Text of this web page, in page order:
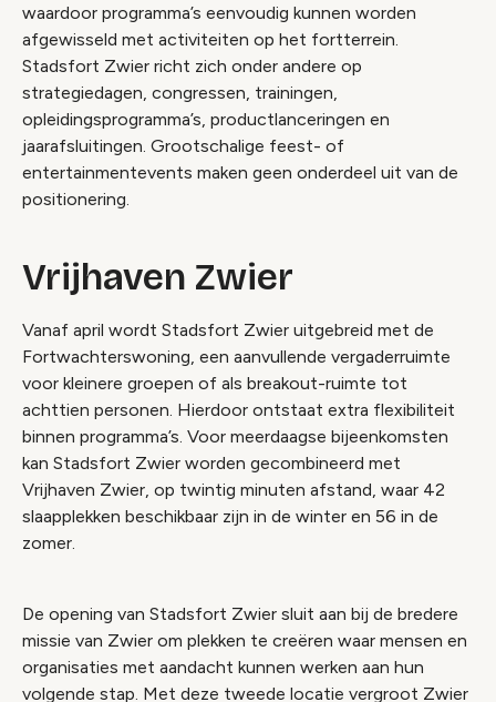
waardoor programma’s eenvoudig kunnen worden
afgewisseld met activiteiten op het fortterrein.
Stadsfort Zwier richt zich onder andere op
strategiedagen, congressen, trainingen,
opleidingsprogramma’s, productlanceringen en
jaarafsluitingen. Grootschalige feest- of
entertainmentevents maken geen onderdeel uit van de
positionering.
Vrijhaven Zwier
Vanaf april wordt Stadsfort Zwier uitgebreid met de
Fortwachterswoning, een aanvullende vergaderruimte
voor kleinere groepen of als breakout-ruimte tot
achttien personen. Hierdoor ontstaat extra flexibiliteit
binnen programma’s. Voor meerdaagse bijeenkomsten
kan Stadsfort Zwier worden gecombineerd met
Vrijhaven Zwier, op twintig minuten afstand, waar 42
slaapplekken beschikbaar zijn in de winter en 56 in de
zomer.
De opening van Stadsfort Zwier sluit aan bij de bredere
missie van Zwier om plekken te creëren waar mensen en
organisaties met aandacht kunnen werken aan hun
volgende stap. Met deze tweede locatie vergroot Zwier